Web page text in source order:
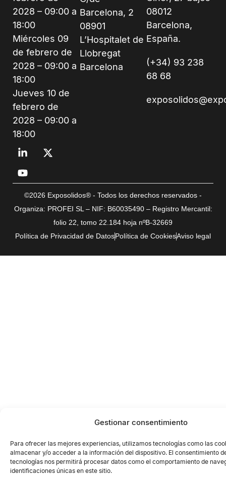
Gestionar consentimiento
Para ofrecer las mejores experiencias, utilizamos tecnologías como las
almacenar y/o acceder a la información del dispositivo. El consentimiento
tecnologías nos permitirá procesar datos como el comportamiento de
identificaciones únicas en este sitio.
2028 – 09:00 a
18:00
Miércoles 09
de febrero de
2028 – 09:00 a
18:00
Jueves 10 de
febrero de
2028 – 09:00 a
18:00
Barcelona, 2
08901
L’Hospitalet de
Llobregat
Barcelona
08012
Barcelona,
España.
(+34) 93 238
68 68
©2026 Exposolidos® - Todos los derechos reservados -
Organiza: PROFEI SL – NIF: B60035490 – Registro Mercantil:
folio 22, tomo 22.184 hoja nºB-32669
Política de Privacidad de DatosPolítica de CookiesAviso legal